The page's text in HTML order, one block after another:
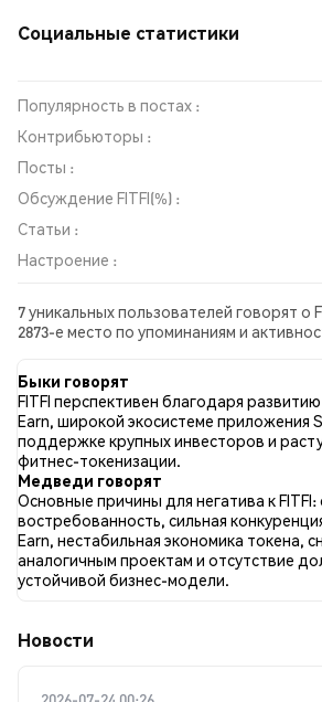
Социальные статистики
Популярность в постах :
Контрибьюторы :
Посты :
Обсуждение FITFI(%) :
Статьи :
Настроение :
7 уникальных пользователей говорят о
2873-е место по упоминаниям и
во всех социальных сетях было Бычий.
опубликовано 0 новостных статей о
твитов имели бычий настрой по
медвежьим настроем по FITFI. 91.67%
нейтральными по отношению к FITFI.
на 12 твитах.
Быки говорят
FITFI перспективен благодаря
Earn, широкой экосистеме приложения
поддержке крупных инвесторов и
фитнес-токенизации.
Медведи говорят
Основные причины для негатива к FITFI:
востребованность, сильная
Earn, нестабильная экономика токена,
аналогичным проектам и отсутствие
устойчивой бизнес-модели.
Новости